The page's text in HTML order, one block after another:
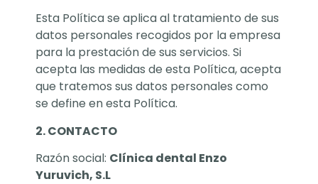
Esta Política se aplica al tratamiento de sus
datos personales recogidos por la empresa
para la prestación de sus servicios. Si
acepta las medidas de esta Política, acepta
que tratemos sus datos personales como
se define en esta Política.
2. CONTACTO
Razón social: Clínica dental Enzo
Yuruvich, S.L